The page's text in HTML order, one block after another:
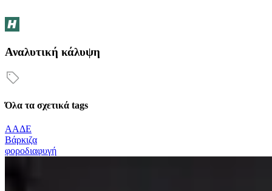
Αναλυτική κάλυψη
Όλα τα σχετικά tags
ΑΑΔΕ
Βάρκιζα
φοροδιαφυγή